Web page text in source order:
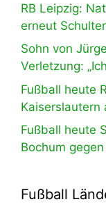
RB Leipzig:
erneut
Sohn von
Verletzung:
Fußball heute
Kaiserslautern
Fußball heute
Bochum
Fußball